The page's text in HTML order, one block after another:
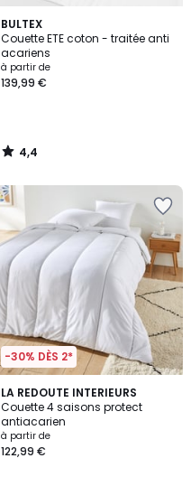
BULTEX
Couette ETE coton - traitée anti
acariens
à partir de
139,99 €
4,4
/ 5
4,4
/
-30% DÈS 2*
LA REDOUTE INTERIEURS
Couette 4 saisons protect
antiacarien
à partir de
122,99 €
4,4
/ 5